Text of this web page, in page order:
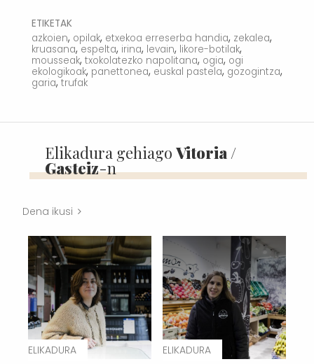
ETIKETAK
azkoien, opilak, etxekoa erreserba handia, zekalea,
kruasana, espelta, irina, levain, likore-botilak,
mousseak, txokolatezko napolitana, ogia, ogi
ekologikoak, panettonea, euskal pastela, gozogintza,
garia, trufak
Elikadura gehiago Vitoria /
Gasteiz-n
Dena ikusi
ELIKADURA ELIKADURA